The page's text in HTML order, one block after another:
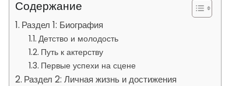
Содержание
Раздел 1: Биография
Детство и молодость
Путь к актерству
Первые успехи на сцене
Раздел 2: Личная жизнь и достижения